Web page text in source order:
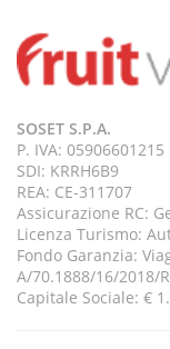
SOSET S.P.A.
P. IVA: 05906601215
SDI: KRRH6B9
REA: CE-311707
Assicurazione RC:
Licenza Turismo:
Fondo Garanzia:
A/70.1888/16/2018/R
Capitale Sociale: €